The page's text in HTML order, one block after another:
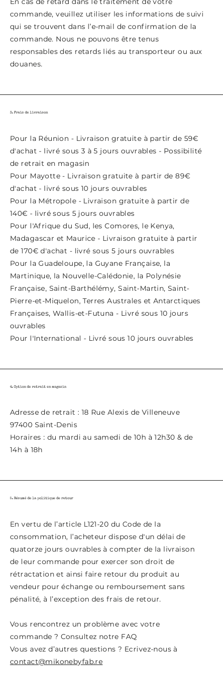
commande, veuillez utiliser les informations de suivi
qui se trouvent dans l’e-mail de confirmation de la
commande. Nous ne pouvons être tenus
responsables des retards liés au transporteur ou aux
douanes.
3. Frais de livraison
Pour la Réunion - Livraison gratuite à partir de 59€
d'achat - livré sous 3 à 5 jours ouvrables - Possibilité
de retrait en magasin
Pour Mayotte - Livraison gratuite à partir de 89€
d'achat - livré sous 10 jours ouvrables
Pour la Métropole - Livraison gratuite à partir de
140€ - livré sous 5 jours ouvrables
Pour l'Afrique du Sud, les Comores, le Kenya,
Madagascar et Maurice - Livraison gratuite à partir
de 170€ d'achat - livré sous 5 jours ouvrables
Pour la Guadeloupe, la Guyane Française, la
Martinique, la Nouvelle-Calédonie, la Polynésie
Française, Saint-Barthélémy, Saint-Martin, Saint-
Pierre-et-Miquelon, Terres Australes et Antarctiques
Françaises, Wallis-et-Futuna - Livré sous 10 jours
ouvrables
Pour l'International - Livré sous 10 jours ouvrables
4. Option de retrait en magasin
Adresse de retrait : 18 Rue Alexis de Villeneuve
97400 Saint-Denis
Horaires : du mardi au samedi de 10h à 12h30 & de
14h à 18h
5. Résumé de la politique de retour
En vertu de l’article L121-20 du Code de la
consommation, l’acheteur dispose d'un délai de
quatorze jours ouvrables à compter de la livraison
de leur commande pour exercer son droit de
rétractation et ainsi faire retour du produit au
vendeur pour échange ou remboursement sans
pénalité, à l’exception des frais de retour.
Vous rencontrez un problème avec votre
commande ? Consultez notre FAQ
Vous avez d’autres questions ? Ecrivez-nous à
contact@mikonebyfab.re